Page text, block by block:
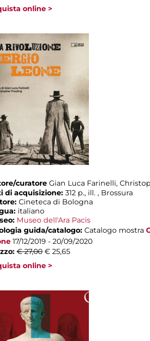
online >
curatore Gian Luca Farinelli,
di acquisizione: 312 p., ill. , Brossura
Cineteca di Bologna
italiano
Museo dell'Ara Pacis
guida/catalogo: Catalogo mostra
17/12/2019 - 20/09/2020
€ 27,00 € 25,65
online >